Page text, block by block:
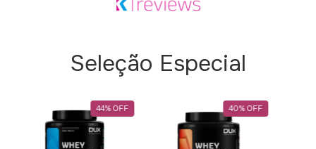
Seleção Especial
44%OFF 40%OFF